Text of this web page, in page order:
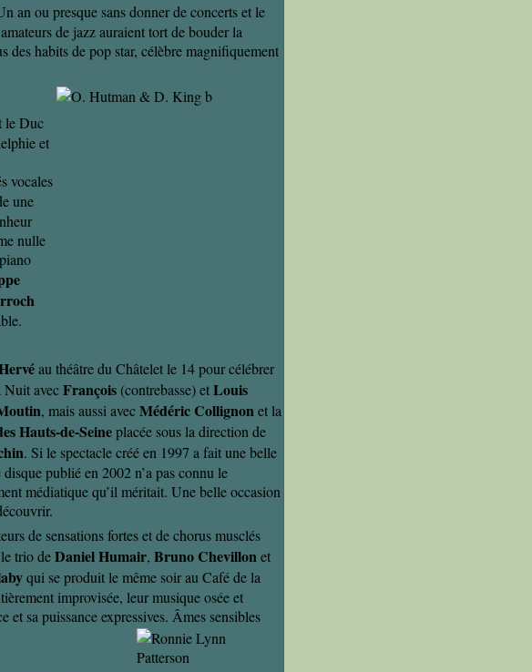
an ou presque sans donner de concerts et le
de jazz auraient tort de bouder la
des habits de pop star, célèbre magnifiquement
le Duc
et
vocales
une
nulle
au théâtre du Châtelet le 14 pour célébrer
avecFrançois (contrebasse) etLouis
, mais aussi avecMédéric Collignonet la
Hauts-de-Seineplacée sous la direction de
. Si le spectacle créé en 1997 a fait une belle
publié en 2002 n’a pas connu le
médiatique qu’il méritait. Une belle occasion
de sensations fortes et de chorus musclés
trio deDaniel Humair, Bruno Chevillonet
qui se produit le même soir au Café de la
improvisée, leur musique osée et
et sa puissance expressives. Âmes sensibles